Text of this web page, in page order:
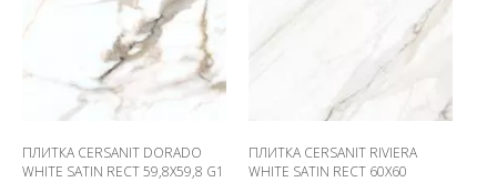
ПЛИТКА CERSANIT DORADO
WHITE SATIN RECT 59,8X59,8 G1
ПЛИТКА CERSANIT RIVIERA
WHITE SATIN RECT 60X60